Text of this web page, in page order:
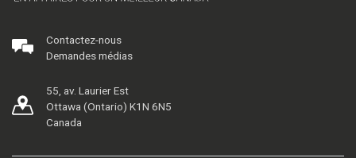
Contactez-nous
Demandes médias
55, av. Laurier Est
Ottawa (Ontario) K1N 6N5
Canada